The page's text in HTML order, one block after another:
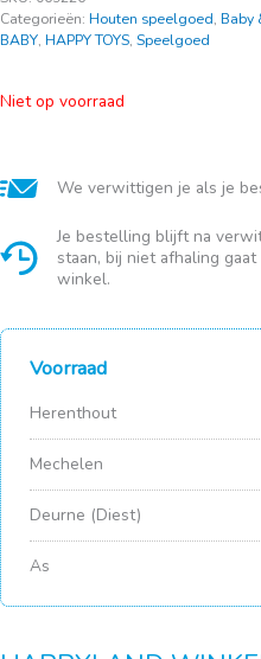
Categorieën: Houten speelgoed, Baby
BABY, HAPPY TOYS, Speelgoed
Niet op voorraad
We verwittigen je als je
Je bestelling blijft na
staan, bij niet afhaling
winkel.
Voorraad
Herenthout
Mechelen
Deurne (Diest)
As